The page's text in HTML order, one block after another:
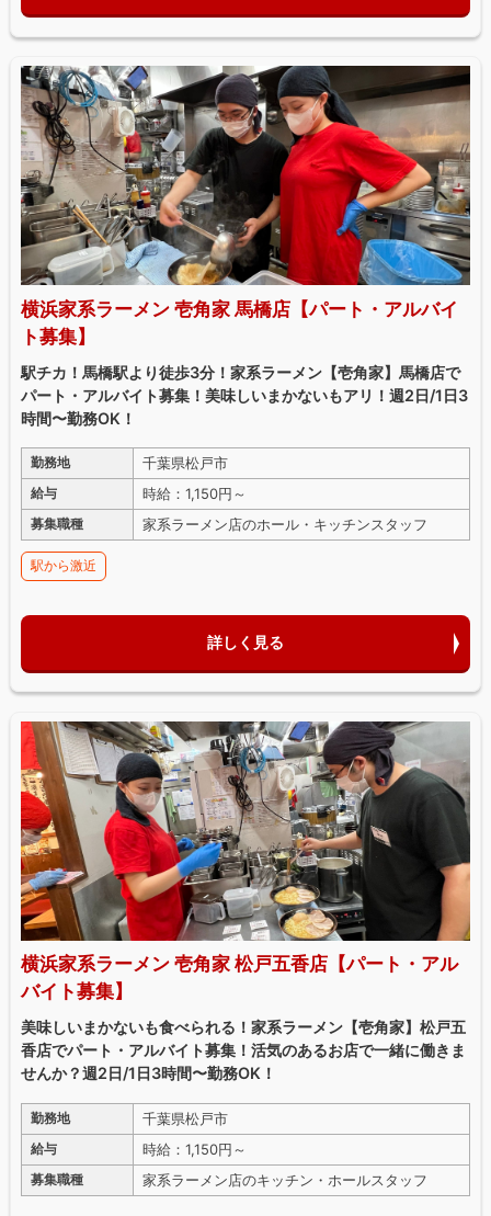
横浜家系ラーメン 壱角家 馬橋店【パート・アルバイ
ト募集】
駅チカ！馬橋駅より徒歩3分！家系ラーメン【壱角家】馬橋店で
パート・アルバイト募集！美味しいまかないもアリ！週2日/1日3
時間〜勤務OK！
勤務地 千葉県松戸市
給与 時給：1,150円～
募集職種 家系ラーメン店のホール・キッチンスタッフ
駅から激近
詳しく見る
横浜家系ラーメン 壱角家 松戸五香店【パート・アル
バイト募集】
美味しいまかないも食べられる！家系ラーメン【壱角家】松戸五
香店でパート・アルバイト募集！活気のあるお店で一緒に働きま
せんか？週2日/1日3時間〜勤務OK！
勤務地 千葉県松戸市
給与 時給：1,150円～
募集職種 家系ラーメン店のキッチン・ホールスタッフ